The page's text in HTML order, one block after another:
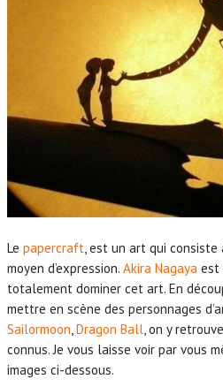
Le papercraft , est un art qui
moyen d’expression. Akira Nagaya est
totalement dominer cet art. En
mettre en scène des personnages
Sailormoon Dragon Ball , on y
connus. Je vous laisse voir par vous
images ci-dessous.